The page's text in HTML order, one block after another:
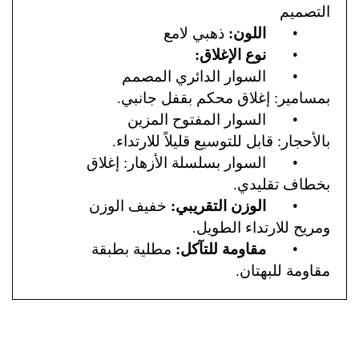
التصميم
•
اللون: ذهبي لامع
•
نوع الإغلاق:
•
السوار الدائري المصمم
بمسامير: إغلاق محكم بقفل جانبي.
•
السوار المفتوح المزين
بالأحجار: قابل للتوسيع قليلاً للارتداء.
•
السوار بسلسلة الأزهار: إغلاق
بخطاف تقليدي.
•
الوزن التقريبي: خفيف الوزن
ومريح للارتداء الطويل.
•
مقاومة للتآكل: مطلية بطبقة
مقاومة للبهتان.